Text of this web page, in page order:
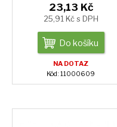
23,13 Kč
25,91 Kč s DPH
Do košíku
NA DOTAZ
Kód: 11000609